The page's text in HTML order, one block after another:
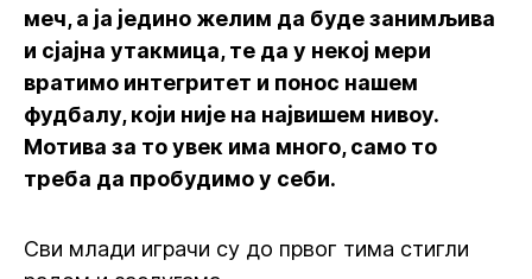
меч, а ја једино желим да буде занимљива
и сјајна утакмица, те да у некој мери
вратимо интегритет и понос нашем
фудбалу, који није на највишем нивоу.
Мотива за то увек има много, само то
треба да пробудимо у себи.
Сви млади играчи су до првог тима стигли